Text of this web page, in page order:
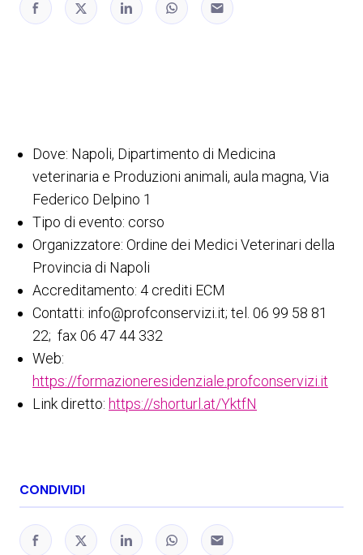
Dove: Napoli, Dipartimento di Medicina
veterinaria e Produzioni animali, aula magna, Via
Federico Delpino 1
Tipo di evento: corso
Organizzatore: Ordine dei Medici Veterinari della
Provincia di Napoli
Accreditamento: 4 crediti ECM
Contatti: info@profconservizi.it; tel. 06 99 58 81
22; fax 06 47 44 332
Web:
https://formazioneresidenziale.profconservizi.it
Link diretto: https://shorturl.at/YktfN
CONDIVIDI